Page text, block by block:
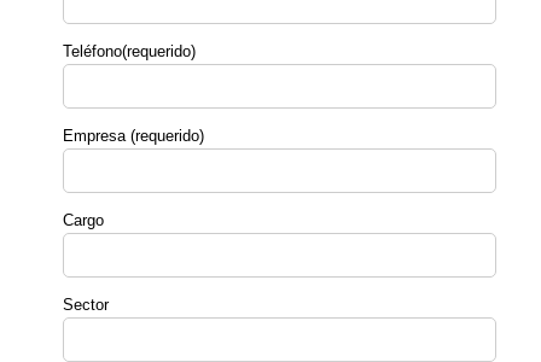
Teléfono(requerido)
Empresa (requerido)
Cargo
Sector